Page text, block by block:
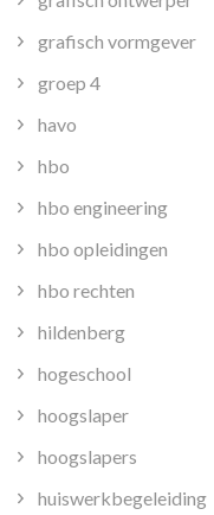
grafisch vormgever
groep 4
havo
hbo
hbo engineering
hbo opleidingen
hbo rechten
hildenberg
hogeschool
hoogslaper
hoogslapers
huiswerkbegeleiding